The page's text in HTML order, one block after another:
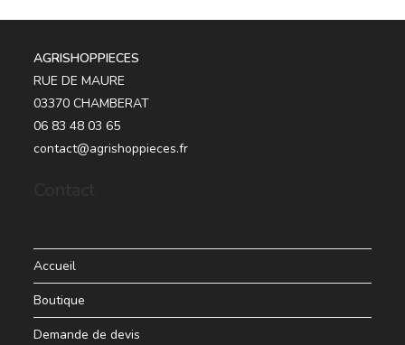
AGRISHOPPIECES
RUE DE MAURE
03370 CHAMBERAT
06 83 48 03 65
contact@agrishoppieces.fr
Accueil
Boutique
Demande de devis